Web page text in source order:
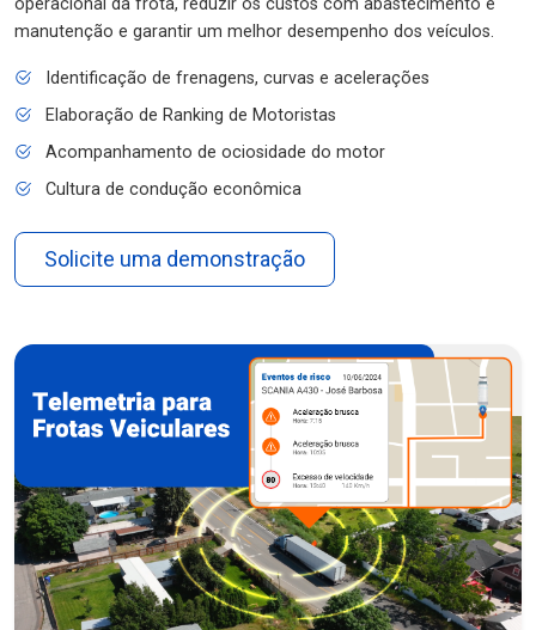
operacional da frota, reduzir os custos com abastecimento e
manutenção e garantir um melhor desempenho dos veículos.
Identificação de frenagens, curvas e acelerações
Elaboração de Ranking de Motoristas
Acompanhamento de ociosidade do motor
Cultura de condução econômica
Solicite uma demonstração